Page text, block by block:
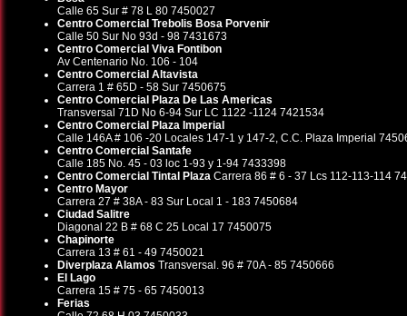
Calle 65 Sur # 78 L 80 7450027
Centro Comercial Trebolis Bosa Porvenir
Calle 50 Sur No 93d - 98 7431673
Centro Comercial Viva Fontibon
Av Centenario No. 106 - 104
Centro Comercial Altavista
Carrera 1 # 65D - 58 Sur 7450675
Centro Comercial Plaza De Las Americas
Transversal 71D No 6-94 Sur LC 1122 -1124 7421534
Centro Comercial Plaza Imperial
Calle 146A # 106 -20 Locales 147-1 y 147-2, C.C. Plaza Imperial
Centro Comercial Santafe
Calle 185 No. 45 - 03 loc 1-93 y 1-94 7433398
Centro Comercial Tintal Plaza Carrera 86 # 6 - 37 Lcs 112-113-114
Centro Mayor
Carrera 27 # 38A - 83 Sur Local 1 - 183 7450684
Ciudad Salitre
Diagonal 22 B # 68 C 25 Local 17 7450075
Chapinorte
Carrera 13 # 61 - 49 7450021
Diverplaza Alamos Transversal. 96 # 70A - 85 7450666
El Lago
Carrera 15 # 75 - 65 7450013
Ferias